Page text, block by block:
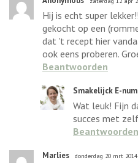
Hij is echt super
gekocht op een
dat 't recept hier
ook eens proberen.
Beantwoorden
Smakelijck E-
Wat leuk! Fijn
succes met
Beantwoorden
Marlies donderdag 20 mrt